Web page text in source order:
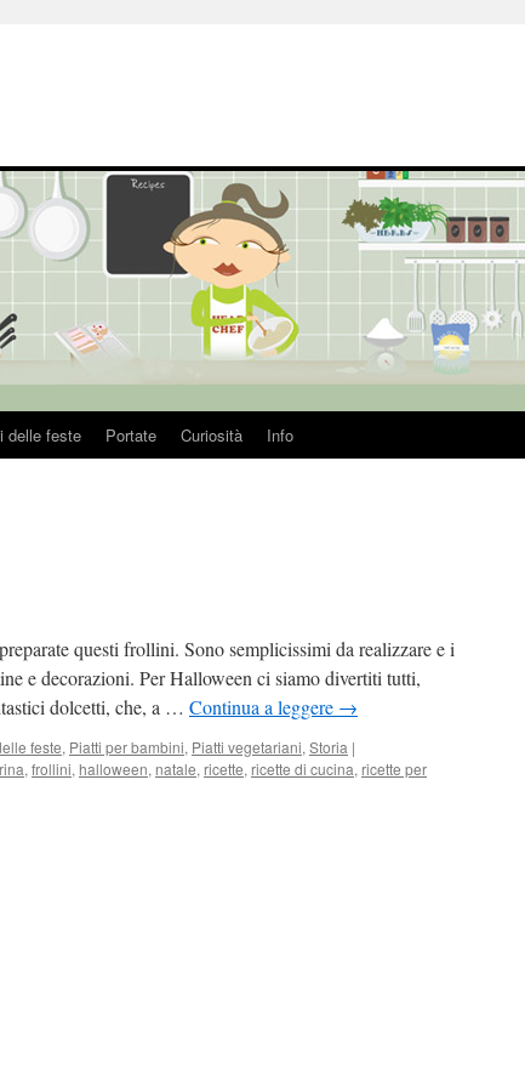
delle feste Portate Curiosità Info
questi frollini. Sono semplicissimi da realizzare e i
e decorazioni. Per Halloween ci siamo divertiti tutti,
dolcetti, che, a … Continua a leggere →
feste, Piatti per bambini, Piatti vegetariani, Storia |
, frollini, halloween, natale, ricette, ricette di cucina, ricette per